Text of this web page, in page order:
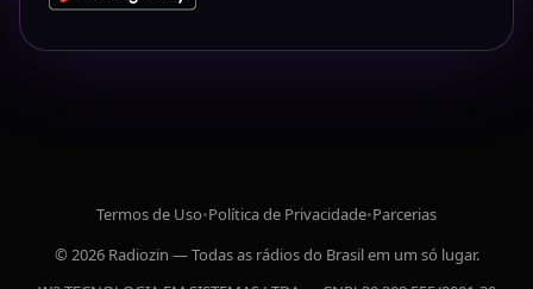
Termos de Uso•Política de Privacidade•Parcerias
© 2026 Radiozin — Todas as rádios do Brasil em um só lugar.